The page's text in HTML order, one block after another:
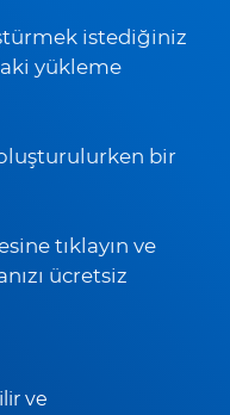
istediğiniz
yükleme
oluşturulurken bir
tıklayın ve
ücretsiz
ve